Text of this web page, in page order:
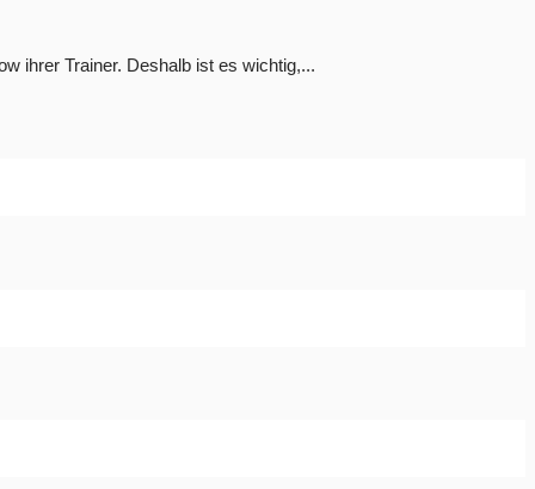
ihrer Trainer. Deshalb ist es wichtig,...